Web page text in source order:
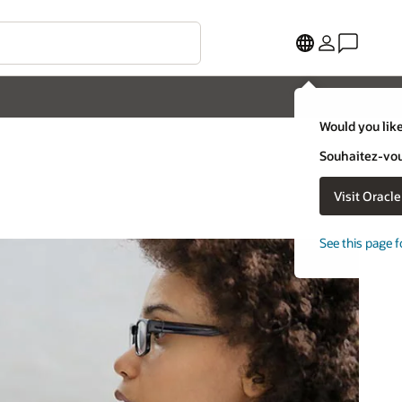
Would you
Souhaitez-
Visit
See this page